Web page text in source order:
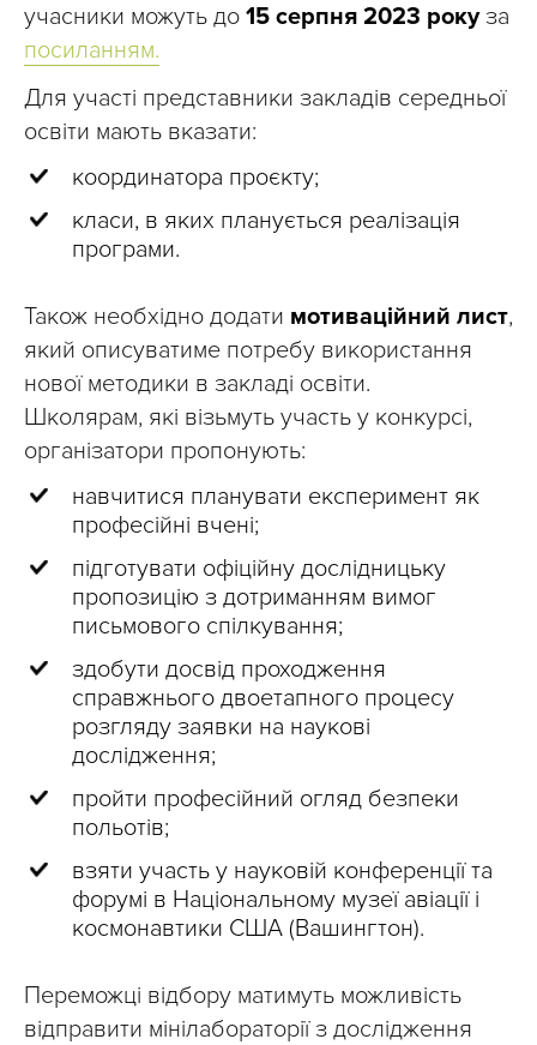
учасники можуть до 15 серпня 2023 рокуза
посиланням.
Для участі представники закладів середньої
освіти мають вказати:
координатора проєкту;
класи, в яких планується реалізація
програми.
Також необхідно додати мотиваційний лист,
який описуватиме потребу використання
нової методики в закладі освіти.
Школярам, які візьмуть участь у конкурсі,
організатори пропонують:
навчитися планувати експеримент як
професійні вчені;
підготувати офіційну дослідницьку
пропозицію з дотриманням вимог
письмового спілкування;
здобути досвід проходження
справжнього двоетапного процесу
розгляду заявки на наукові
дослідження;
пройти професійний огляд безпеки
польотів;
взяти участь у науковій конференції та
форумі в Національному музеї авіації і
космонавтики США (Вашингтон).
Переможці відбору матимуть можливість
відправити мінілабораторії з дослідження